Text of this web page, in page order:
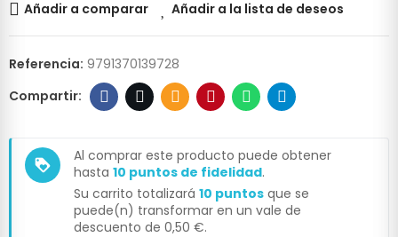
Añadir a comparar Añadir a la lista de deseos
Referencia: 9791370139728
loyalty
Al comprar este producto puede obtener
hasta 10 puntos de fidelidad.
Su carrito totalizará 10 puntos que se
puede(n) transformar en un vale de
descuento de 0,50 €.